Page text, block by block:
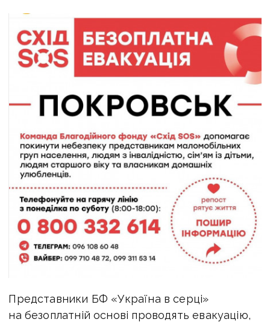
Представники БФ «Україна в серці»
на безоплатній основі проводять евакуацію,